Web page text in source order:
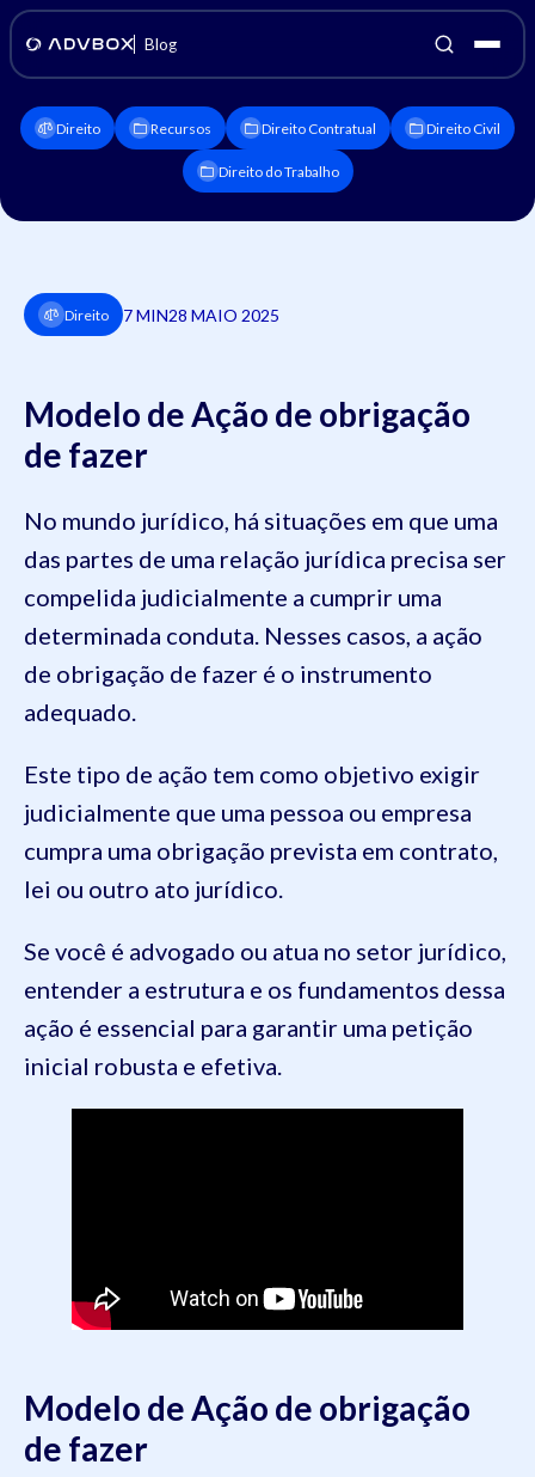
Blog
Direito Recursos Direito Contratual Direito Civil
Direito do Trabalho
Direito 7 MIN28 MAIO 2025
Modelo de Ação de obrigação
de fazer
No mundo jurídico, há situações em que uma
das partes de uma relação jurídica precisa ser
compelida judicialmente a cumprir uma
determinada conduta. Nesses casos, a ação
de obrigação de fazer é o instrumento
adequado.
Este tipo de ação tem como objetivo exigir
judicialmente que uma pessoa ou empresa
cumpra uma obrigação prevista em contrato,
lei ou outro ato jurídico.
Se você é advogado ou atua no setor jurídico,
entender a estrutura e os fundamentos dessa
ação é essencial para garantir uma petição
inicial robusta e efetiva.
Modelo de Ação de obrigação
de fazer